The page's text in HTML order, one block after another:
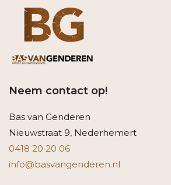
Neem contact op!
Bas van Genderen
Nieuwstraat 9, Nederhemert
0418 20 20 06
info@basvangenderen.nl